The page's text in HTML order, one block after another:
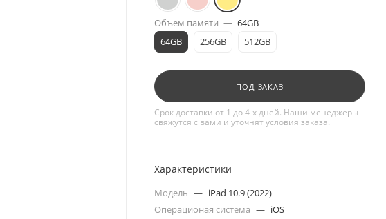
Объем памяти — 64GB
64GB
256GB 512GB
ПОД ЗАКАЗ
Срок доставки от 1 до 4-х дней. Наши менеджеры
свяжутся с вами и уточнят условия заказа.
Характеристики
Модель — iPad 10.9 (2022)
Операционая система — iOS